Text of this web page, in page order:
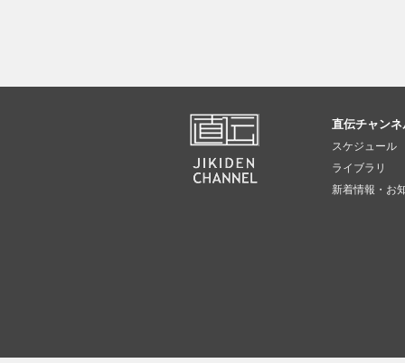
直伝チャン
スケジュール
ライブラリ
新着情報・お